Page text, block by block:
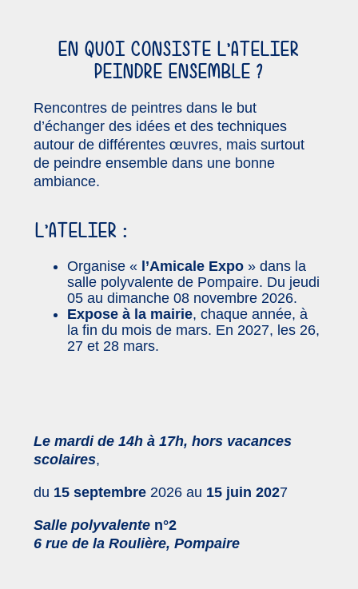
EN QUOI CONSISTE L’ATELIER
PEINDRE ENSEMBLE ?
Rencontres de peintres dans le but
d’échanger des idées et des techniques
autour de différentes œuvres, mais surtout
de peindre ensemble dans une bonne
ambiance.
L’ATELIER :
Organise « l’Amicale Expo » dans la
salle polyvalente de Pompaire. Du jeudi
05 au dimanche 08 novembre 2026.
Expose à la mairie, chaque année, à
la fin du mois de mars. En 2027, les 26,
27 et 28 mars.
Le mardi de 14h à 17h, hors vacances
scolaires,
du 15 septembre 2026 au 15 juin 2027
Salle polyvalente n°2
6 rue de la Roulière, Pompaire